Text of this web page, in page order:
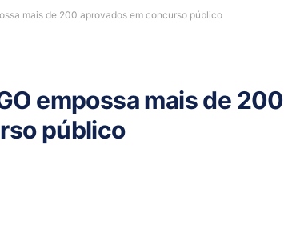
mais de 200 aprovados em concurso público
empossa mais de 200
público